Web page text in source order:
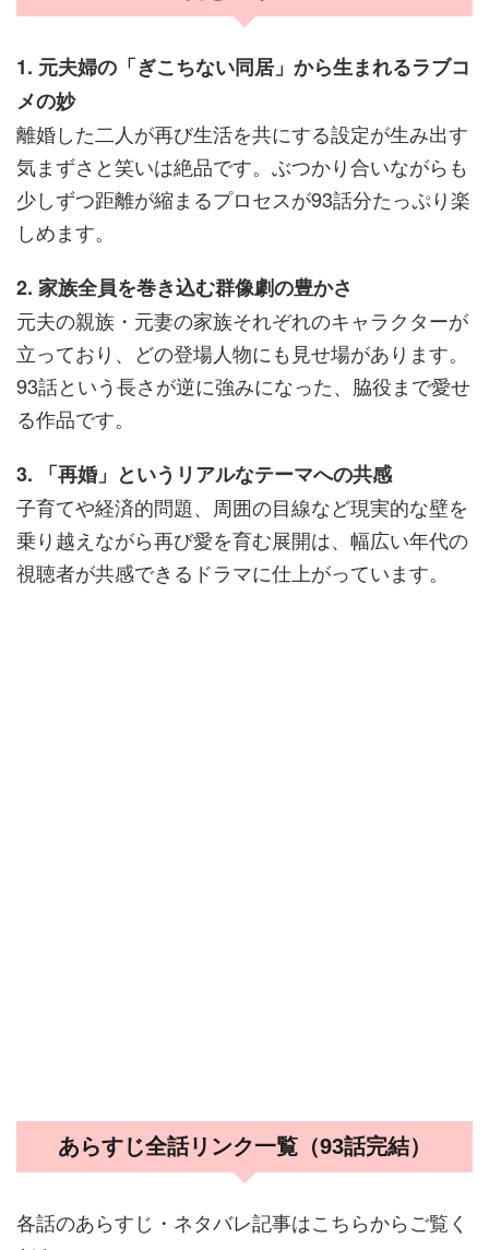
1. 元夫婦の「ぎこちない同居」から生まれるラブコ
メの妙
離婚した二人が再び生活を共にする設定が生み出す
気まずさと笑いは絶品です。ぶつかり合いながらも
少しずつ距離が縮まるプロセスが93話分たっぷり楽
しめます。
2. 家族全員を巻き込む群像劇の豊かさ
元夫の親族・元妻の家族それぞれのキャラクターが
立っており、どの登場人物にも見せ場があります。
93話という長さが逆に強みになった、脇役まで愛せ
る作品です。
3. 「再婚」というリアルなテーマへの共感
子育てや経済的問題、周囲の目線など現実的な壁を
乗り越えながら再び愛を育む展開は、幅広い年代の
視聴者が共感できるドラマに仕上がっています。
あらすじ全話リンク一覧（93話完結）
各話のあらすじ・ネタバレ記事はこちらからご覧く